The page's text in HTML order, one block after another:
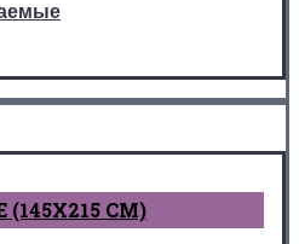
СМ)